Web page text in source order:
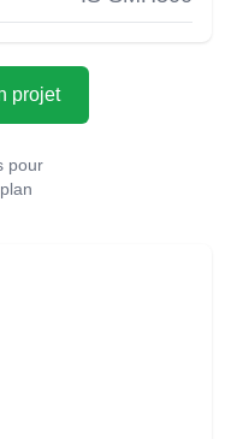
projet
pour